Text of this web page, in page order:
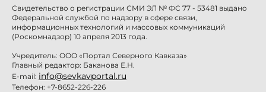
Свидетельство о регистрации СМИ ЭЛ № ФС 77 - 53481 выдано
Федеральной службой по надзору в сфере связи,
информационных технологий и массовых коммуникаций
(Роскомнадзор) 10 апреля 2013 года.
Учредитель: ООО «Портал Северного Кавказа»
Главный редактор: Баканова Е.Н.
E-mail: info@sevkavportal.ru
Телефон: +7-8652-226-226